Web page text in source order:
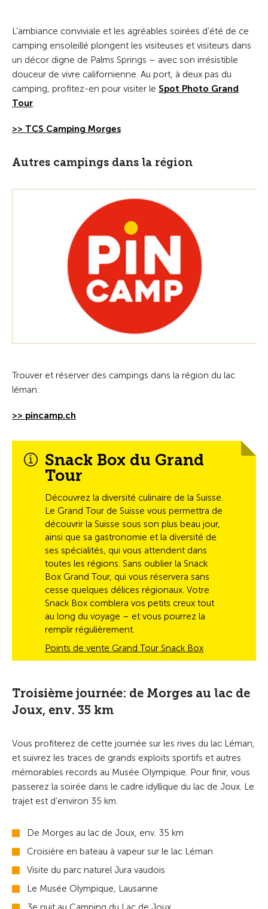
L’ambiance conviviale et les agréables soirées d’été de ce
camping ensoleillé plongent les visiteuses et visiteurs dans
un décor digne de Palms Springs – avec son irrésistible
douceur de vivre californienne. Au port, à deux pas du
camping, profitez-en pour visiter le Spot Photo Grand
Tour.
>> TCS Camping Morges
Autres campings dans la région
Trouver et réserver des campings dans la région du lac
léman:
>> pincamp.ch
Snack Box du Grand
Tour
Découvrez la diversité culinaire de la Suisse.
Le Grand Tour de Suisse vous permettra de
découvrir la Suisse sous son plus beau jour,
ainsi que sa gastronomie et la diversité de
ses spécialités, qui vous attendent dans
toutes les régions. Sans oublier la Snack
Box Grand Tour, qui vous réservera sans
cesse quelques délices régionaux. Votre
Snack Box comblera vos petits creux tout
au long du voyage – et vous pourrez la
remplir régulièrement.
Points de vente Grand Tour Snack Box
Troisième journée: de Morges au lac de
Joux, env. 35 km
Vous profiterez de cette journée sur les rives du lac Léman,
et suivrez les traces de grands exploits sportifs et autres
mémorables records au Musée Olympique. Pour finir, vous
passerez la soirée dans le cadre idyllique du lac de Joux. Le
trajet est d’environ 35 km.
De Morges au lac de Joux, env. 35 km
Croisière en bateau à vapeur sur le lac Léman
Visite du parc naturel Jura vaudois
Le Musée Olympique, Lausanne